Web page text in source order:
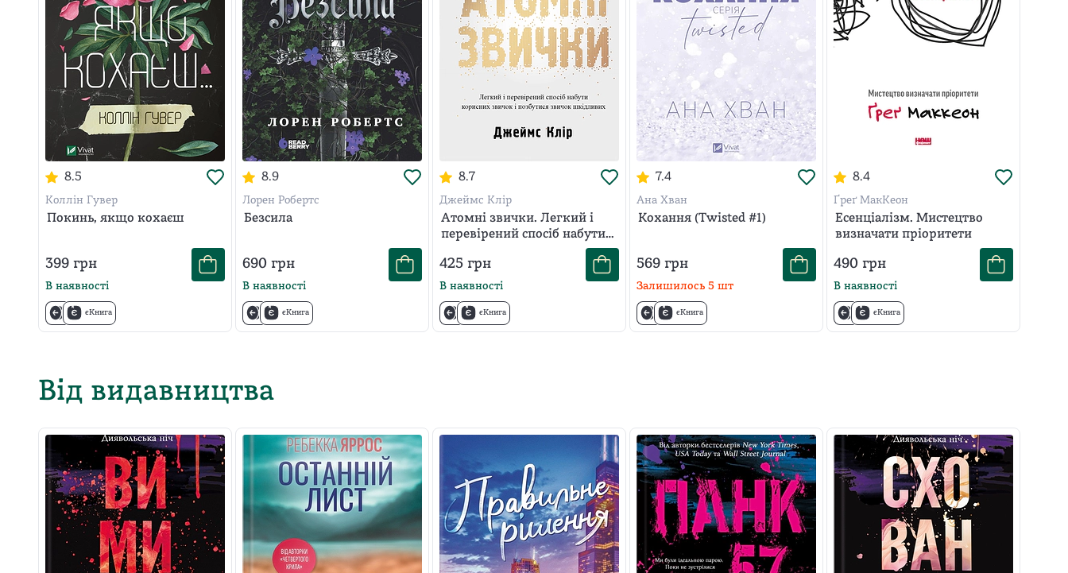
8.5
Коллін Гувер
Покинь, якщо кохаєш
399 грн
В наявності
єКнига
8.9
Лорен Робертс
Безсила
690 грн
В наявності
єКнига
8.7
Джеймс Клір
Атомні звички. Легкий і
перевірений спосіб набути
позбутися звичок
шкідливих
425 грн
В наявності
єКнига
7.4
Ана Хван
Кохання (Twisted #1)
569 грн
Залишилось 5 шт
єКнига
8.4
Ґреґ МакКеон
Есенціалізм. Мистецтво
визначати пріоритети
490 грн
В наявності
єКнига
Від видавництва